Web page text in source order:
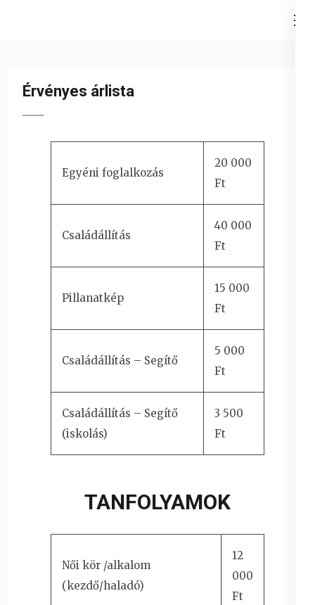
Enter)Érvényes árlista
Egyéni foglalkozás
20 000
Ft
Családállítás
40 000
Ft
Pillanatkép
15 000
Ft
Családállítás – Segítő
5 000
Ft
Családállítás – Segítő
(iskolás)
3 500
Ft
TANFOLYAMOK
Női kör /alkalom
(kezdő/haladó)
12
000
Ft